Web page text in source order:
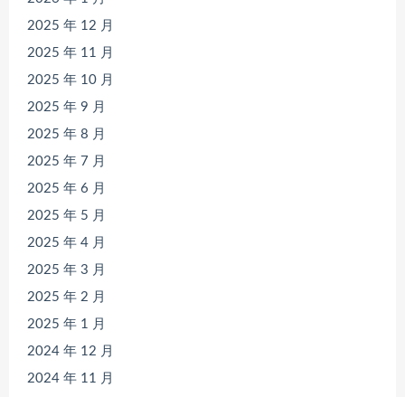
2025 年 12 月
2025 年 11 月
2025 年 10 月
2025 年 9 月
2025 年 8 月
2025 年 7 月
2025 年 6 月
2025 年 5 月
2025 年 4 月
2025 年 3 月
2025 年 2 月
2025 年 1 月
2024 年 12 月
2024 年 11 月